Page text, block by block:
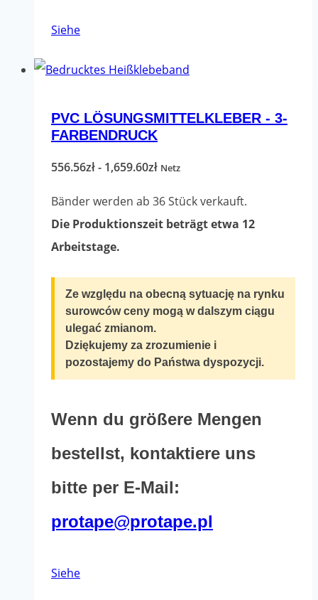
SieheDieses
hat
Varianten.
Die
Optionen
Produktseite
ausgewählt
werden
PVC LÖSUNGSMITTELKLEBER - 3-
FARBENDRUCK
556.56zł- 1,659.60złPreisspanne:
1,659.60zł
Netz
Bänder werden ab 36 Stück verkauft.
Die Produktionszeit beträgt etwa 12
Arbeitstage.
Ze względu na obecną sytuację na rynku
surowców ceny mogą w dalszym ciągu
ulegać zmianom.
Dziękujemy za zrozumienie i
pozostajemy do Państwa dyspozycji.
Wenn du größere Mengen
bestellst, kontaktiere uns
bitte per E-Mail:
protape@protape.pl
SieheDieses